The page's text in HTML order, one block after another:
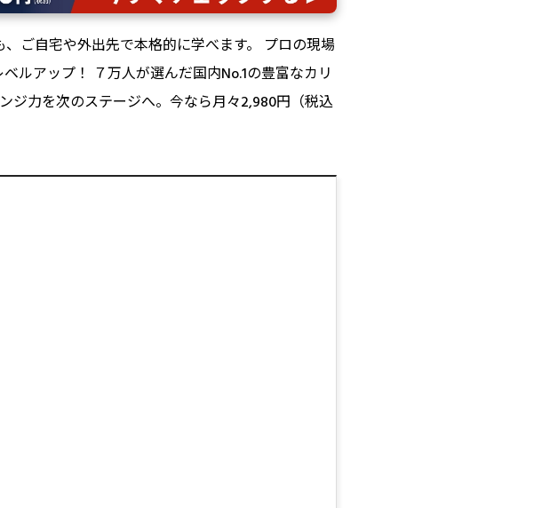
、ご自宅や外出先で本格的に学べます。 プロの現場
ルアップ！ ７万人が選んだ国内No.1の豊富なカリ
ジ力を次のステージへ。今なら月々2,980円（税込